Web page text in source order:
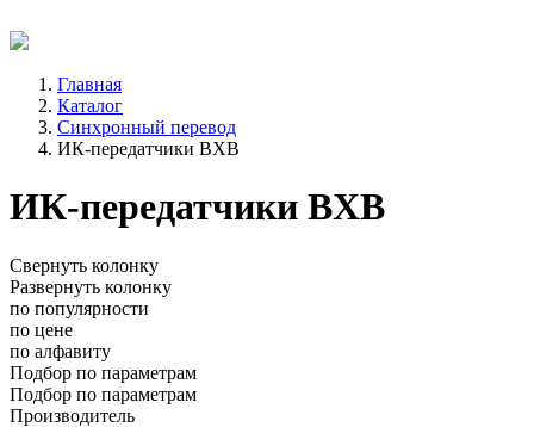
Главная
Каталог
Синхронный перевод
ИК-передатчики BXB
ИК-передатчики BXB
Свернуть колонку
Развернуть колонку
по популярности
по цене
по алфавиту
Подбор по параметрам
Подбор по параметрам
Производитель